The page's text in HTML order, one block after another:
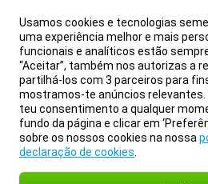
Usamos cookies e tecnologias
uma experiência melhor e mais
funcionais e analíticos estão
“Aceitar”, também nos autorizas a
partilhá-los com 3 parceiros para
mostramos-te anúncios relevantes.
teu consentimento a qualquer
fundo da página e clicar em
sobre os nossos cookies na nossa
declaração de cookies